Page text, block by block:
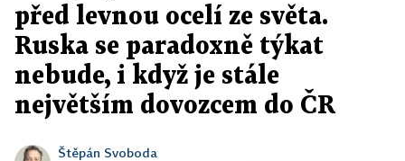
před levnou ocelí ze světa.
Ruska se paradoxně týkat
nebude, i když je stále
největším dovozcem do ČR
Štěpán Svoboda